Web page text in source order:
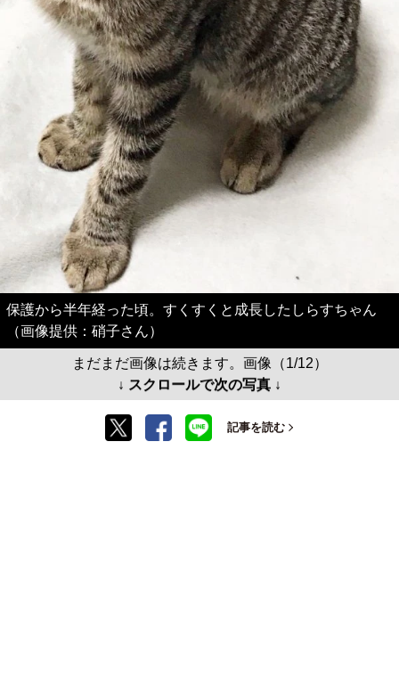
保護から半年経った頃。すくすくと成長したしらすちゃん
（画像提供：硝子さん）
まだまだ画像は続きます。画像（1/12）
↓ スクロールで次の写真 ↓
記事を読む